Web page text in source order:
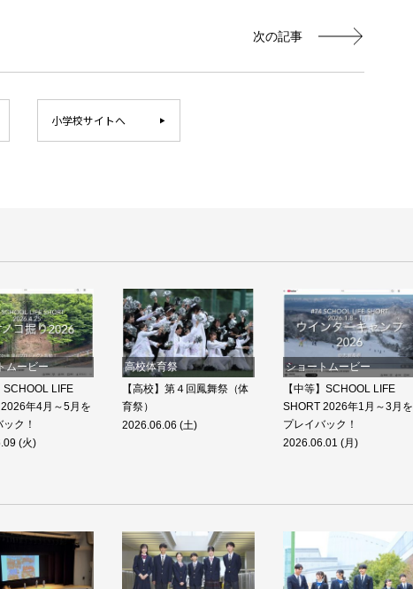
次の記事
小学校サイトへ
ムービー
SCHOOL LIFE
年4月～5月を
ク！
(火)
高校体育祭
【高校】第４回鳳舞祭（体
育祭）
2026.06.06 (土)
ショートムービー
【中等】SCHOOL LIFE
SHORT 2026年1月～3月を
プレイバック！
2026.06.01 (月)